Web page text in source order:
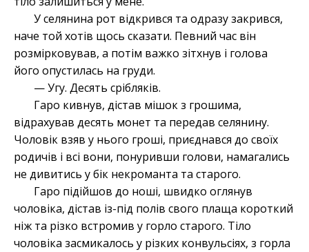
У селянина рот відкрився та одразу закрився,
наче той хотів щось сказати. Певний час він
розмірковував, а потім важко зітхнув і голова
його опустилась на груди.
— Угу. Десять срібляків.
Гаро кивнув, дістав мішок з грошима,
відрахував десять монет та передав селянину.
Чоловік взяв у нього гроші, приєднався до своїх
родичів і всі вони, понуривши голови, намагались
не дивитись у бік некроманта та старого.
Гаро підійшов до ноші, швидко оглянув
чоловіка, дістав із-під полів свого плаща короткий
ніж та різко встромив у горло старого. Тіло
чоловіка засмикалось у різких конвульсіях, з горла